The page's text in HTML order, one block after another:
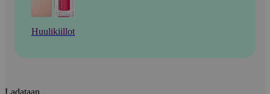
Huulikiillot
Ladataan...